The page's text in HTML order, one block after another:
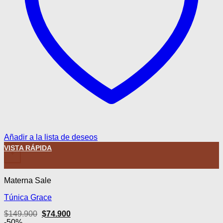
Añadir a la lista de deseos
+
VISTA RÁPIDA
Materna Sale
Túnica Grace
$149.900 El
$74.900El